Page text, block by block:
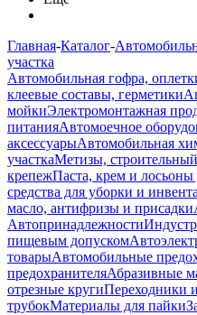
Главная-Каталог-
участка
Автомобильная гофра,
клеевые составы, герметики
мойкиЭлектромонтажная
питанияАвтомоечное
аксессуарыАвтомобильная
участкаМетизы,
крепежПаста, крем и лосьоны
средства для уборки и
масло, антифризы и присадки
Автопринадлежности
пищевым допуском
товарыАвтомобильные
предохранителяАбразивные
отрезные кругиПереходники
трубокМатериалы для пайки